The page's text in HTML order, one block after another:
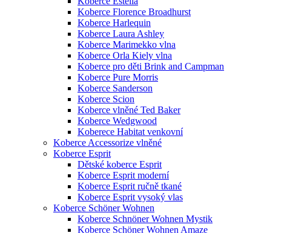
Koberce Florence Broadhurst
Koberce Harlequin
Koberce Laura Ashley
Koberce Marimekko vlna
Koberce Orla Kiely vlna
Koberce pro děti Brink and Campman
Koberce Pure Morris
Koberce Sanderson
Koberce Scion
Koberce vlněné Ted Baker
Koberce Wedgwood
Koberece Habitat venkovní
Koberce Accessorize vlněné
Koberce Esprit
Dětské koberce Esprit
Koberce Esprit moderní
Koberce Esprit ručně tkané
Koberce Esprit vysoký vlas
Koberce Schöner Wohnen
Koberce Schnöner Wohnen Mystik
Koberce Schöner Wohnen Amaze